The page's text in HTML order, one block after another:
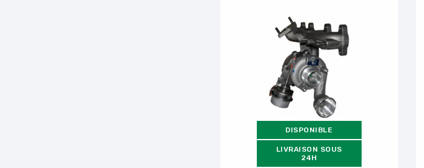
DISPONIBLE
LIVRAISON SOUS
24H